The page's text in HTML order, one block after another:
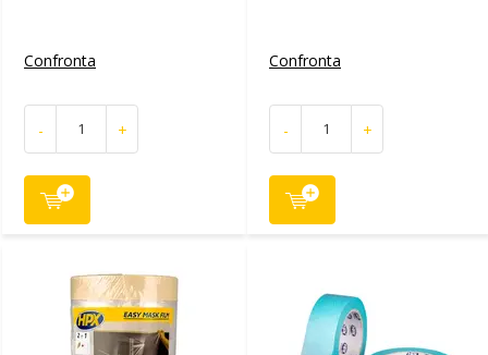
Confronta
- +
Confronta
- +